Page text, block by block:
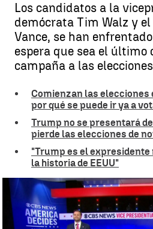
Los candidatos a la
demócrata Tim Walz y el
Vance, se han
espera que sea el último
campaña a las
Comienzan las elecciones
por qué se puede ir ya a
Trump no se presentará
pierde las elecciones de
"Trump es el expresidente
la historia de EEUU"
Debate de vicepresidentes de